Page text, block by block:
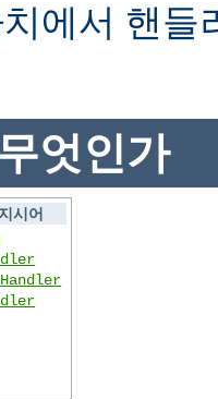
에서 핸들
엇인가
시어